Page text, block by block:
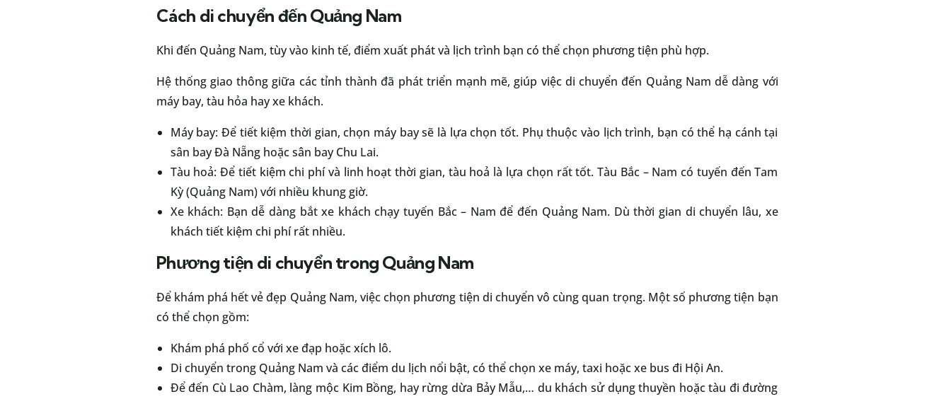
Cách di chuyển đến Quảng Nam
Khi đến Quảng Nam, tùy vào kinh tế, điểm xuất phát và lịch trình bạn có thể chọn phương tiện phù hợp.
Hệ thống giao thông giữa các tỉnh thành đã phát triển mạnh mẽ, giúp việc di chuyển đến Quảng Nam dễ dàng với
máy bay, tàu hỏa hay xe khách.
Máy bay: Để tiết kiệm thời gian, chọn máy bay sẽ là lựa chọn tốt. Phụ thuộc vào lịch trình, bạn có thể hạ cánh tại
sân bay Đà Nẵng hoặc sân bay Chu Lai.
Tàu hoả: Để tiết kiệm chi phí và linh hoạt thời gian, tàu hoả là lựa chọn rất tốt. Tàu Bắc – Nam có tuyến đến Tam
Kỳ (Quảng Nam) với nhiều khung giờ.
Xe khách: Bạn dễ dàng bắt xe khách chạy tuyến Bắc – Nam để đến Quảng Nam. Dù thời gian di chuyển lâu, xe
khách tiết kiệm chi phí rất nhiều.
Phương tiện di chuyển trong Quảng Nam
Để khám phá hết vẻ đẹp Quảng Nam, việc chọn phương tiện di chuyển vô cùng quan trọng. Một số phương tiện bạn
có thể chọn gồm:
Khám phá phố cổ với xe đạp hoặc xích lô.
Di chuyển trong Quảng Nam và các điểm du lịch nổi bật, có thể chọn xe máy, taxi hoặc xe bus đi Hội An.
Để đến Cù Lao Chàm, làng mộc Kim Bồng, hay rừng dừa Bảy Mẫu,… du khách sử dụng thuyền hoặc tàu đi đường